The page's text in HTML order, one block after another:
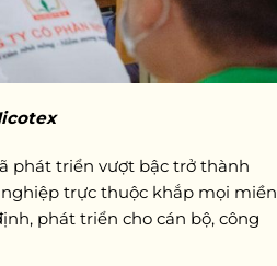
phát triển vượt bậc trở thành
nghiệp trực thuộc khắp mọi miền
phát triển cho cán bộ, công